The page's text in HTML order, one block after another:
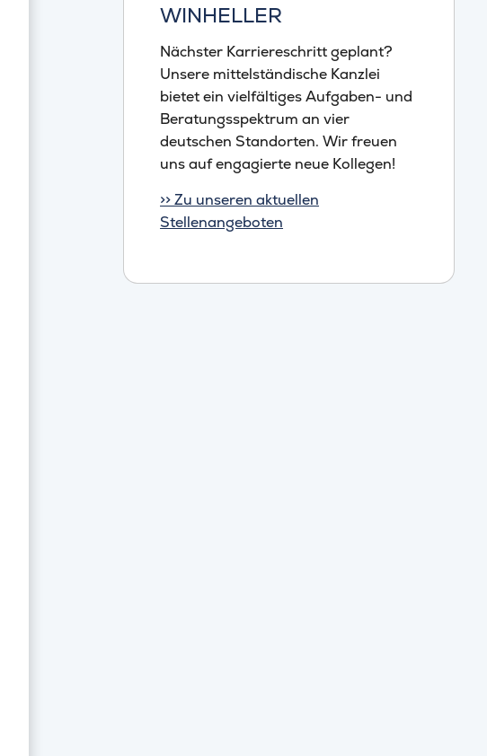
WINHELLER
Nächster Karriereschritt geplant?
Unsere mittelständische Kanzlei
bietet ein vielfältiges Aufgaben- und
Beratungsspektrum an vier
deutschen Standorten. Wir freuen
uns auf engagierte neue Kollegen!
>> Zu unseren aktuellen
Stellenangeboten